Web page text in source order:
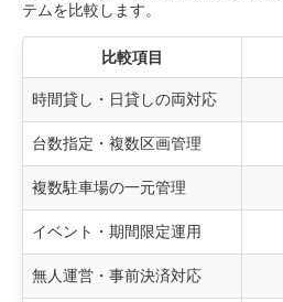
テムを比較します。
比較項目
時間貸し・日貸しの両対応
台数指定・複数区画管理
複数駐車場の一元管理
イベント・期間限定運用
無人運営・事前決済対応